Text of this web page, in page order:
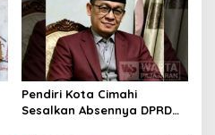
Pendiri Kota Cimahi
Sesalkan Absennya DPRD